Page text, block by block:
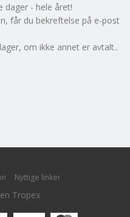
dager - hele året!
får du bekreftelse på e-post
om ikke annet er avtalt..
Nyttige linker
Tropex